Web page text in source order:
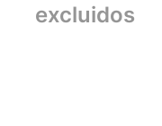
excluidos